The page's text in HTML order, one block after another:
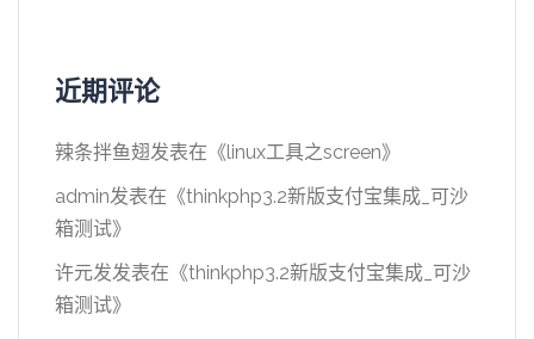
近期评论
辣条拌鱼翅发表在《linux工具之screen》
admin发表在《thinkphp3.2新版支付宝集成_可沙
箱测试》
许元发发表在《thinkphp3.2新版支付宝集成_可沙
箱测试》